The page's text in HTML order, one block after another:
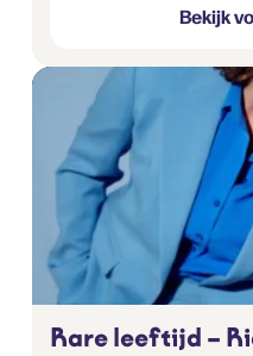
Bekijk
Rare leeftijd –